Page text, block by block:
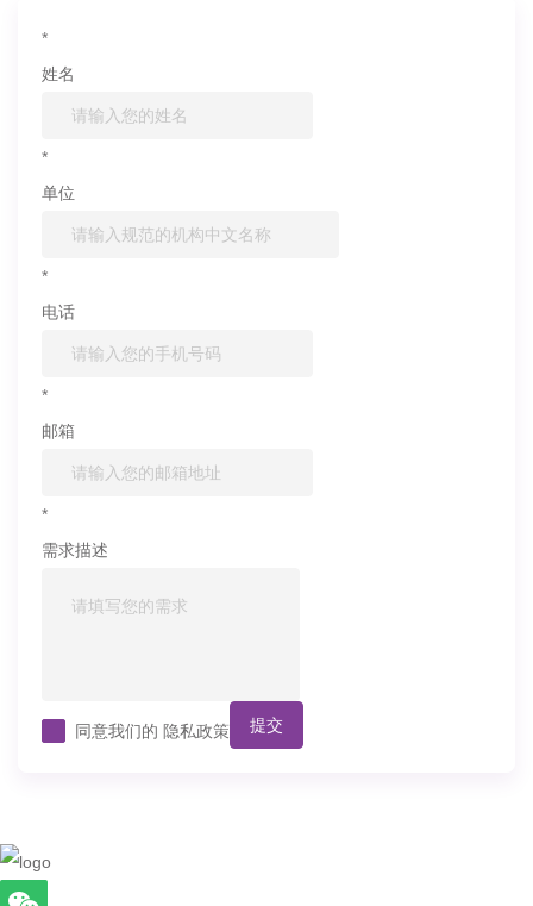
*
姓名
*
单位
*
电话
*
邮箱
*
需求描述
同意我们的 隐私政策 提交